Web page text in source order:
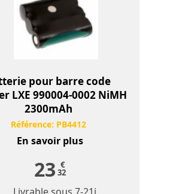
pour barre code
LXE 990004-0002 NiMH
2300mAh
Référence: PB4412
En savoir plus
23 €
32